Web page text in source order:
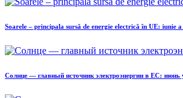
Soarele – principala sursă de energie electrică în UE: iunie
Солнце — главный источник электроэнергии в ЕС: июнь